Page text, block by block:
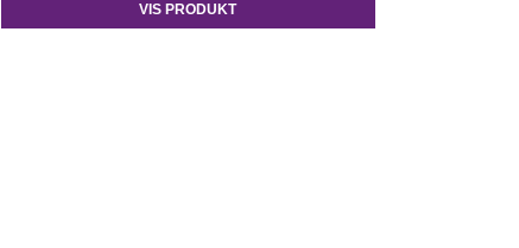
VIS PRODUKT